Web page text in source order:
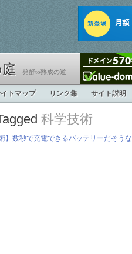
発酵to熟成の道
トマップ リンク集 サイト説明
科学技術
】数秒で充電できるバッテリーだそうな